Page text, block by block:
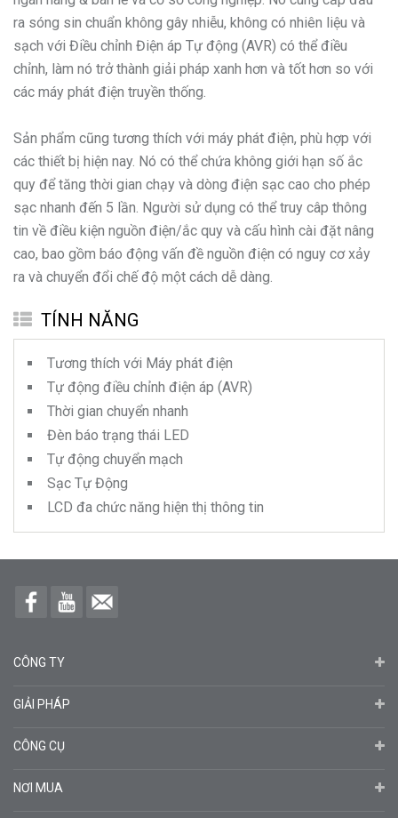
ra sóng sin chuẩn không gây nhiễu, không có nhiên liệu và
sạch với Điều chỉnh Điện áp Tự động (AVR) có thể điều
chỉnh, làm nó trở thành giải pháp xanh hơn và tốt hơn so với
các máy phát điện truyền thống.
Sản phẩm cũng tương thích với máy phát điện, phù hợp với
các thiết bị hiện nay. Nó có thể chứa không giới hạn số ắc
quy để tăng thời gian chạy và dòng điện sạc cao cho phép
sạc nhanh đến 5 lần. Người sử dụng có thể truy câp thông
tin về điều kiện nguồn điện/ắc quy và cấu hình cài đặt nâng
cao, bao gồm báo động vấn đề nguồn điện có nguy cơ xảy
ra và chuyển đổi chế độ một cách dễ dàng.
TÍNH NĂNG
Tương thích với Máy phát điện
Tự động điều chỉnh điện áp (AVR)
Thời gian chuyển nhanh
Đèn báo trạng thái LED
Tự động chuyển mạch
Sạc Tự Động
LCD đa chức năng hiện thị thông tin
CÔNG TY
GIẢI PHÁP
CÔNG CỤ
NƠI MUA